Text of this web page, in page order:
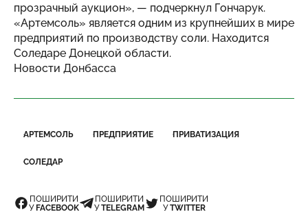
прозрачный аукцион», — подчеркнул Гончарук.
«Артемсоль» является одним из крупнейших в мире
предприятий по производству соли. Находится
Соледаре Донецкой области.
Новости Донбасса
АРТЕМСОЛЬ ПРЕДПРИЯТИЕ ПРИВАТИЗАЦИЯ
СОЛЕДАР
ПОШИРИТИ
У FACEBOOK
ПОШИРИТИ
УTELEGRAM
ПОШИРИТИ
УTWITTER